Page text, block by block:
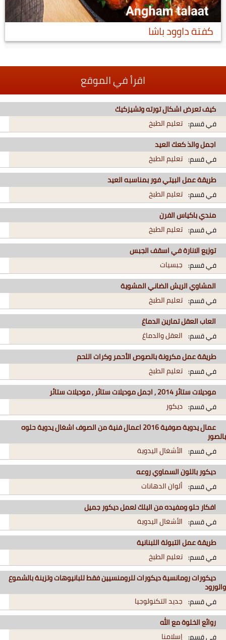
كفتة داوود باشا
اقرأ في الموقع
كيف تعرض اشكال تورته وتشيزكيك
في قسم: تعليم الطبخ
اجمل والذ كعك العيد
في قسم: تعليم الطبخ
طريقة عمل البيتي فور بمناسبه العيد
في قسم: تعليم الطبخ
مندي باكياس الفرن
في قسم: تعليم الطبخ
توزيع الانارة في اسقف الجبس
في قسم: جبسيات
المشاوي الريش الضاني المشوية
في قسم: تعليم الطبخ
العاب العقل تمارين الدماغ
في قسم: العقل والدماغ
طريقة عمل مكرونة بالصوص الأحمر وكرات اللحم
في قسم: تعليم الطبخ
موديلات ستائر 2014 , اجمل موديلات ستائر , موديلات ستائر
في قسم: ديكور
عمال يدوية صوفية 2016 اعمال فنية من الصوف اشغال يدوية حلوه
بالصور
في قسم: الأشغال اليدوية
ديكور باللون السماوي روعه
في قسم: ألوان الدهانات
افكار حلو ومفيده من البلك لعمل ديكور جميل
في قسم: الأشغال اليدوية
طريقة عمل التبولة اللبنانية
في قسم: تعليم الطبخ
ديكورات رومانسية ديكورات للرومنسيين فقط للبانيوهات وتزينة بالشموع
والورود
في قسم: جديد التكنولوجيا
روائع الخلوة مع الله
في قسم: إسلامنا